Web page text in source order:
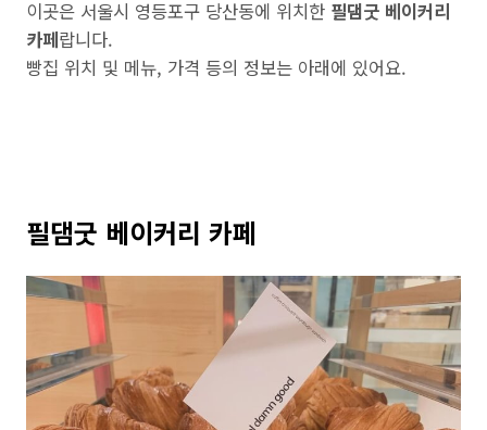
이곳은 서울시 영등포구 당산동에 위치한 필댐굿 베이커리
카페랍니다.
빵집 위치 및 메뉴, 가격 등의 정보는 아래에 있어요.
필댐굿 베이커리 카페